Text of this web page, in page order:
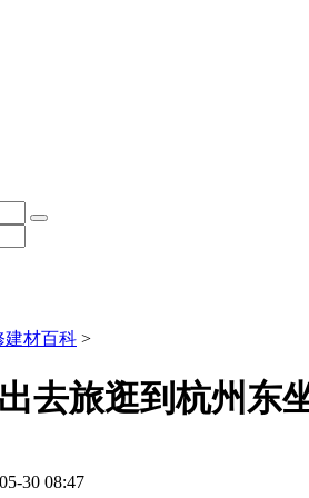
建材百科 >
去旅逛到杭州东
30 08:47